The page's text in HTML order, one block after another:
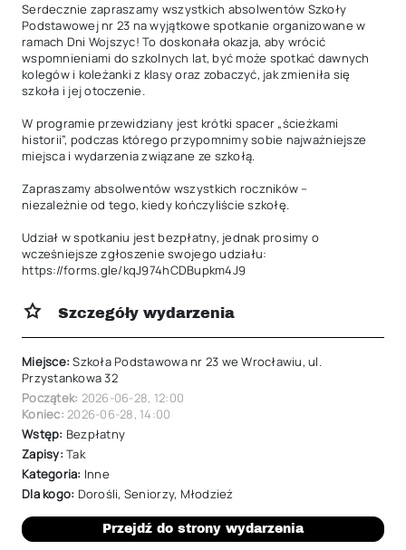
Serdecznie zapraszamy wszystkich absolwentów Szkoły
Podstawowej nr 23 na wyjątkowe spotkanie organizowane w
ramach Dni Wojszyc! To doskonała okazja, aby wrócić
wspomnieniami do szkolnych lat, być może spotkać dawnych
kolegów i koleżanki z klasy oraz zobaczyć, jak zmieniła się
szkoła i jej otoczenie.
W programie przewidziany jest krótki spacer „ścieżkami
historii”, podczas którego przypomnimy sobie najważniejsze
miejsca i wydarzenia związane ze szkołą.
Zapraszamy absolwentów wszystkich roczników –
niezależnie od tego, kiedy kończyliście szkołę.
Udział w spotkaniu jest bezpłatny, jednak prosimy o
wcześniejsze zgłoszenie swojego udziału:
https://forms.gle/kqJ974hCDBupkm4J9
Szczegóły wydarzenia
Miejsce:Szkoła Podstawowa nr 23 we Wrocławiu, ul.
Przystankowa 32
Początek: 2026-06-28, 12:00
Koniec:2026-06-28, 14:00
Wstęp: Bezpłatny
Zapisy:Tak
Kategoria: Inne
Dla kogo: Dorośli, Seniorzy, Młodzież
Przejdź do strony wydarzenia